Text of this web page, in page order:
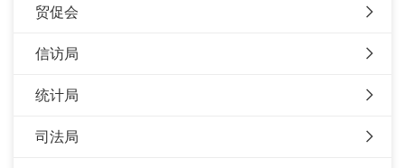
贸促会
信访局
统计局
司法局